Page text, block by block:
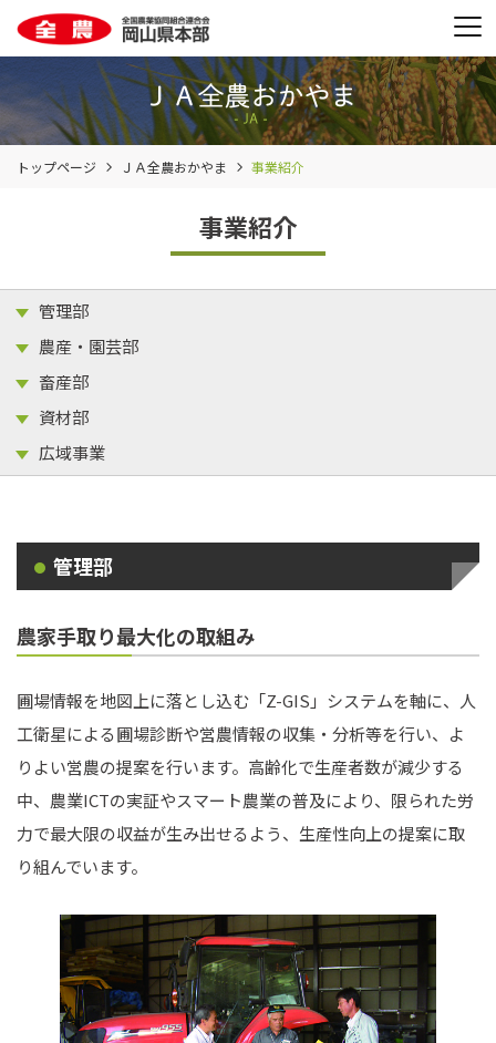
トップページ ＪＡ全農おかやま 事業紹介
事業紹介
管理部
農産・園芸部
畜産部
資材部
広域事業
管理部
農家手取り最大化の取組み
圃場情報を地図上に落とし込む「Z-GIS」システムを軸に、人
工衛星による圃場診断や営農情報の収集・分析等を行い、よ
りよい営農の提案を行います。高齢化で生産者数が減少する
中、農業ICTの実証やスマート農業の普及により、限られた労
力で最大限の収益が生み出せるよう、生産性向上の提案に取
り組んでいます。